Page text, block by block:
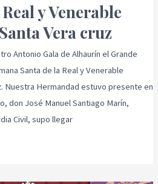
y Venerable
Vera cruz
Antonio Gala de Alhaurín el Grande
Santa de la Real y Venerable
Nuestra Hermandad estuvo presente en
don José Manuel Santiago Marín,
Civil, supo llegar